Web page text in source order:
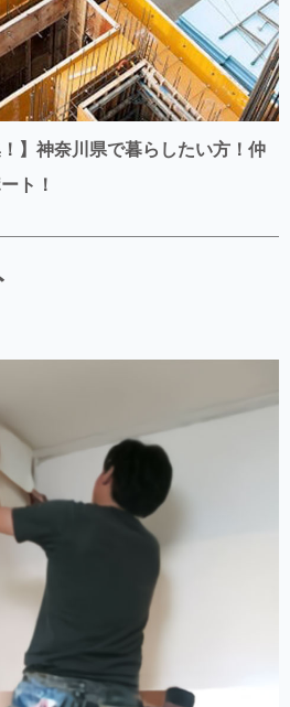
】神奈川県で暮らしたい方！仲
ト！